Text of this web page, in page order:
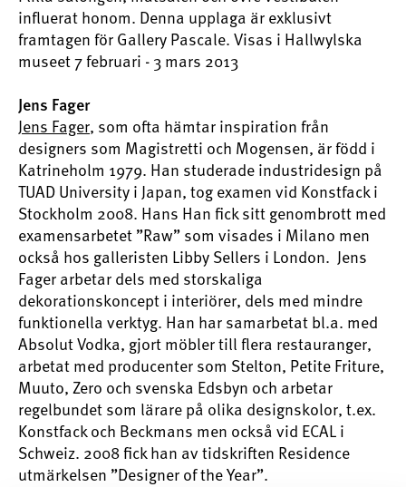
influerat honom. Denna upplaga är exklusivt
framtagen för Gallery Pascale. Visas i Hallwylska
museet 7 februari - 3 mars 2013
Jens Fager
Jens Fager, som ofta hämtar inspiration från
designers som Magistretti och Mogensen, är född i
Katrineholm 1979. Han studerade industridesign på
TUAD University i Japan, tog examen vid Konstfack i
Stockholm 2008. Hans Han fick sitt genombrott med
examensarbetet ”Raw” som visades i Milano men
också hos galleristen Libby Sellers i London. Jens
Fager arbetar dels med storskaliga
dekorationskoncept i interiörer, dels med mindre
funktionella verktyg. Han har samarbetat bl.a. med
Absolut Vodka, gjort möbler till flera restauranger,
arbetat med producenter som Stelton, Petite Friture,
Muuto, Zero och svenska Edsbyn och arbetar
regelbundet som lärare på olika designskolor, t.ex.
Konstfack och Beckmans men också vid ECAL i
Schweiz. 2008 fick han av tidskriften Residence
utmärkelsen ”Designer of the Year”.